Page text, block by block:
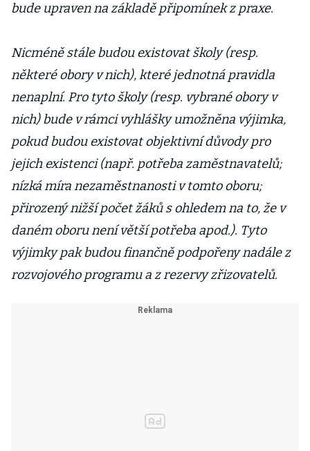
bude upraven na základě připomínek z praxe.
Nicméně stále budou existovat školy (resp.
některé obory v nich), které jednotná pravidla
nenaplní. Pro tyto školy (resp. vybrané obory v
nich) bude v rámci vyhlášky umožněna výjimka,
pokud budou existovat objektivní důvody pro
jejich existenci (např. potřeba zaměstnavatelů;
nízká míra nezaměstnanosti v tomto oboru;
přirozený nižší počet žáků s ohledem na to, že v
daném oboru není větší potřeba apod.). Tyto
výjimky pak budou finančně podpořeny nadále z
rozvojového programu a z rezervy zřizovatelů.